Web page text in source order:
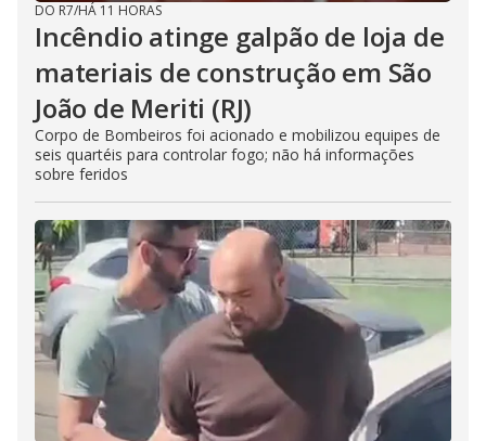
DO R7/HÁ 11 HORAS
Incêndio atinge galpão de loja de
materiais de construção em São
João de Meriti (RJ)
Corpo de Bombeiros foi acionado e mobilizou equipes de
seis quartéis para controlar fogo; não há informações
sobre feridos